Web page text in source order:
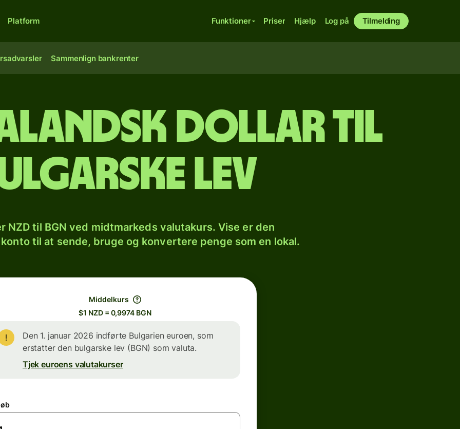
Platform Funktioner Priser Hjælp Log på Tilmelding
Sammenlign bankrenter
dollar til
lev
NZD til BGN ved midtmarkeds valutakurs. Vise er den
til at sende, bruge og konvertere penge som en lokal.
Middelkurs
$1 NZD = 0,9974 BGN
Den 1. januar 2026 indførte Bulgarien euroen, som
erstatter den bulgarske lev (BGN) som valuta.
Tjek euroens valutakurser